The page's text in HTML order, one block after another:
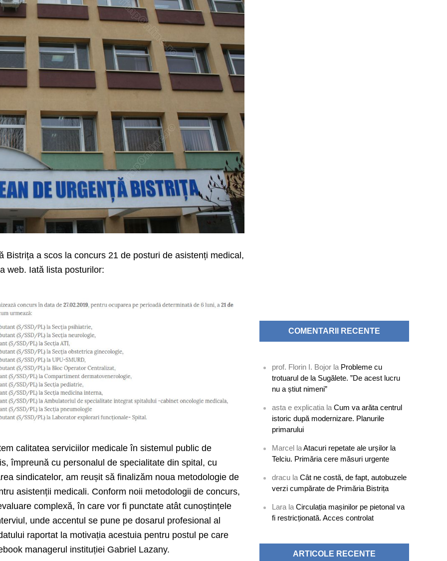
Bistrița a scos la concurs 21 de posturi de asistenți medical,
web. Iată lista posturilor:
calitatea serviciilor medicale în sistemul public de
împreună cu personalul de specialitate din spital, cu
sindicatelor, am reușit să finalizăm noua metodologie de
asistenții medicali. Conform noii metodologii de concurs,
complexă, în care vor fi punctate atât cunoștințele
unde accentul se pune pe dosarul profesional al
raportat la motivația acestuia pentru postul pe care
managerul instituției Gabriel Lazany.
COMENTARII RECENTE
prof. Florin I. Bojor la Probleme cu
trotuarul de la Sugălete. ”De acest lucru
nu a știut nimeni”
asta e explicatia laCum va arăta centrul
istoric după modernizare. Planurile
primarului
Marcel laAtacuri repetate ale urșilor la
Telciu. Primăria cere măsuri urgente
dracu laCât ne costă, de fapt, autobuzele
verzi cumpărate de Primăria Bistrița
Lara laCirculația mașinilor pe pietonal va
fi restricționată. Acces controlat
ARTICOLE RECENTE